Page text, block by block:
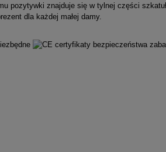
pozytywki znajduje się w tylnej części
dla każdej małej damy.
certyfikaty bezpieczeństwa